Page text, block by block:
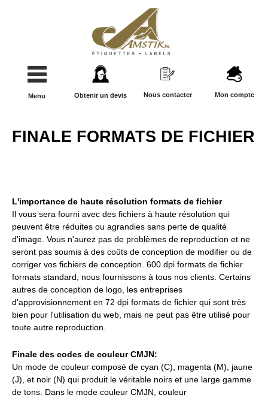
Menu Obtenir un devis Nous contacter Mon compte
FINALE FORMATS DE FICHIER
L'importance de haute résolution formats de fichier
Il vous sera fourni avec des fichiers à haute résolution qui
peuvent être réduites ou agrandies sans perte de qualité
d'image. Vous n'aurez pas de problèmes de reproduction et ne
seront pas soumis à des coûts de conception de modifier ou de
corriger vos fichiers de conception. 600 dpi formats de fichier
formats standard, nous fournissons à tous nos clients. Certains
autres de conception de logo, les entreprises
d'approvisionnement en 72 dpi formats de fichier qui sont très
bien pour l'utilisation du web, mais ne peut pas être utilisé pour
toute autre reproduction.
Finale des codes de couleur CMJN:
Un mode de couleur composé de cyan (C), magenta (M), jaune
(J), et noir (N) qui produit le véritable noirs et une large gamme
de tons. Dans le mode couleur CMJN, couleur